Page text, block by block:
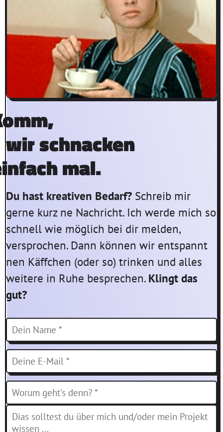
wir schnacken
mal.
Du hast kreativen Bedarf? Schreib mir
gerne kurz ne Nachricht. Ich werde mich so
schnell wie möglich bei dir melden,
versprochen. Dann können wir entspannt
nen Käffchen (oder so) trinken und alles
weitere in Ruhe besprechen. Klingt das
gut?
Dein Name *
Deine E-Mail *